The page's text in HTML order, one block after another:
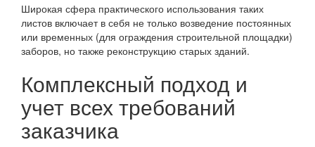
Широкая сфера практического использования таких
листов включает в себя не только возведение постоянных
или временных (для ограждения строительной площадки)
заборов, но также реконструкцию старых зданий.
Комплексный подход и
учет всех требований
заказчика